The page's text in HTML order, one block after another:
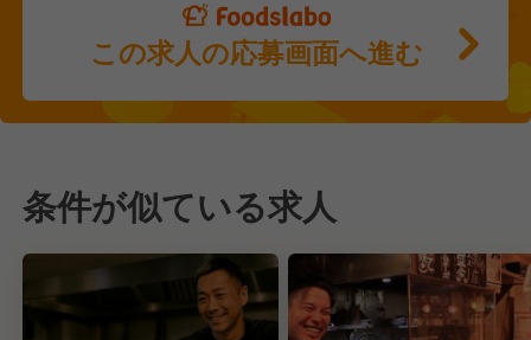
この求人の応募画面へ進む
条件が似ている求人